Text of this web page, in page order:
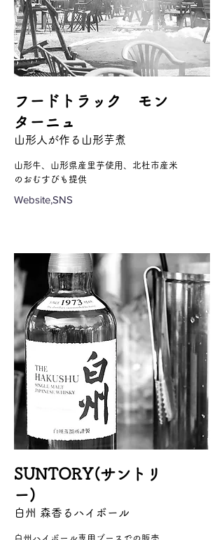
フードトラック モン
ターニュ
山形人が作る山形芋煮
山形牛、山形県産里芋使用、北杜市産米
のおむすびも提供
Website,SNS
SUNTORY(サントリ
ー)
白州 森香るハイボール